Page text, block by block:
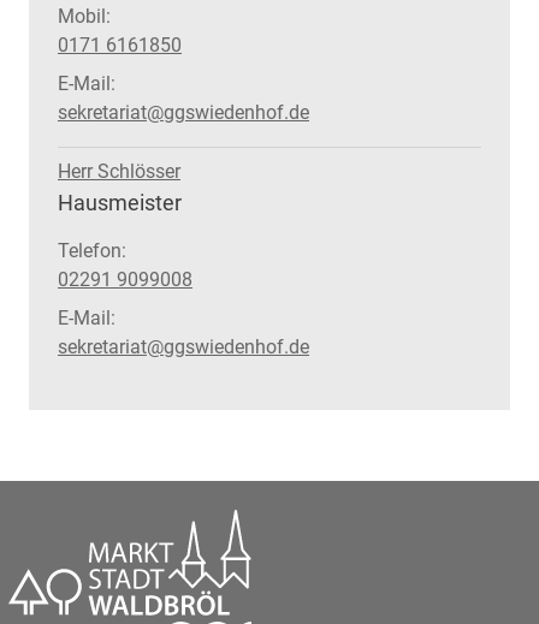
Mobil:
0171 6161850
E-Mail:
sekretariat@ggswiedenhof.de
Herr Schlösser
Position:
Hausmeister
Telefon:
02291 9099008
E-Mail:
sekretariat@ggswiedenhof.de